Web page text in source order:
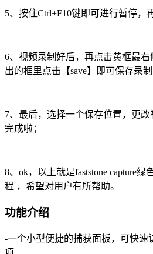
5、按住Ctrl+F10键即可进行暂停，
6、视频录制好后，再点击黄框最
出的框里点击【save】即可保存录制
7、最后，选择一个保存位置，更
完成啦；
8、ok，以上就是faststone capture
程 ，希望对用户有所帮助。
功能介绍
-一个小型便捷的捕获面板，可快速